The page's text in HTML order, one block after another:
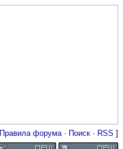
Правила форума· Поиск · RSS ]